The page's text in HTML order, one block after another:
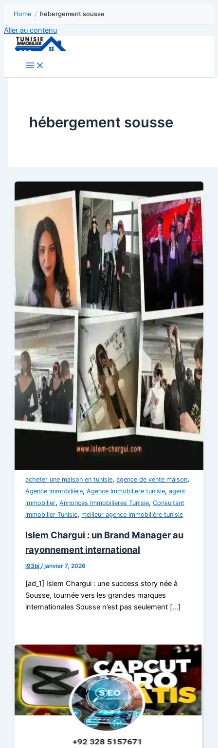
Home / hébergement sousse
Aller au contenu
hébergement sousse
acheter une maison en tunisie,agence de vente maison,
Agence Immobilière,Agence Immobiliere tunisie,agent
immobilier,Annonces Immobilieres Tunisie,Consultant
Immobilier Tunisie, meilleur agence immobilière tunisie
Islem Chargui : un Brand Manager au
rayonnement international
l93bj/janvier 7, 2026
[ad_1] Islem Chargui : une success story née à
Sousse, tournée vers les grandes marques
internationales Sousse n’est pas seulement […]